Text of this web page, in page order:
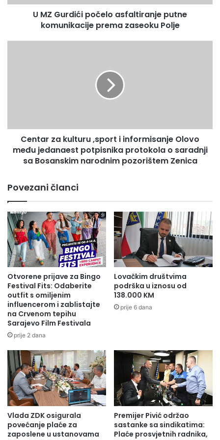
zaseoku
U MZ Gurdići počelo asfaltiranje putne
komunikacije prema zaseoku Polje
jedanaest
potpisnika
protokola
Bosanskim
narodnim
pozorištem
Zenica
Centar za kulturu ,sport i informisanje Olovo
među jedanaest potpisnika protokola o saradnji
sa Bosanskim narodnim pozorištem Zenica
Povezani članci
Otvorene prijave za Bingo
Festival Fits: Odaberite
outfit s omiljenim
influencerom i zablistajte
na Crvenom tepihu
Sarajevo Film Festivala
prije 2 dana
Lovačkim društvima
podrška u iznosu od
138.000 KM
prije 6 dana
Vlada ZDK osigurala
povećanje plaće za
zaposlene u ustanovama
Premijer Pivić održao
sastanke sa sindikatima:
Plaće prosvjetnih radnika,